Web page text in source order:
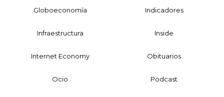
Globoeconomía Indicadores
Infraestructura Inside
Internet Economy Obituarios
Ocio Podcast